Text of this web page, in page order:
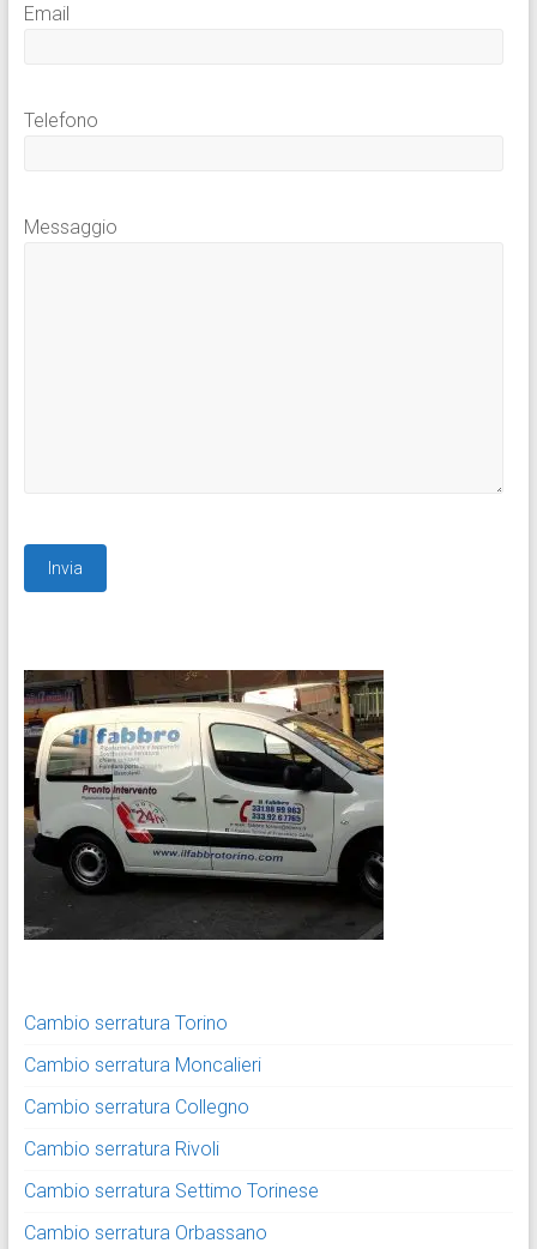
Email
Telefono
Messaggio
Cambio serratura Torino
Cambio serratura Moncalieri
Cambio serratura Collegno
Cambio serratura Rivoli
Cambio serratura Settimo Torinese
Cambio serratura Orbassano